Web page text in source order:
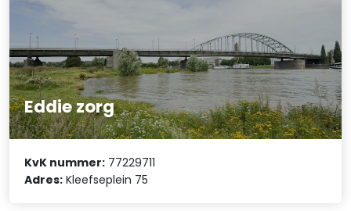
Eddie zorg
KvK nummer: 77229711
Adres: Kleefseplein 75